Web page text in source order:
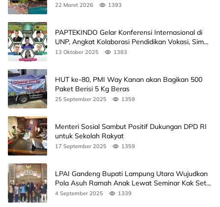
22 Maret 2026 1393
PAPTEKINDO Gelar Konferensi Internasional di
UNP, Angkat Kolaborasi Pendidikan Vokasi, Simak
Agendanya
13 Oktober 2025 1383
HUT ke-80, PMI Way Kanan akan Bagikan 500
Paket Berisi 5 Kg Beras
25 September 2025 1359
Menteri Sosial Sambut Positif Dukungan DPD RI
untuk Sekolah Rakyat
17 September 2025 1359
LPAI Gandeng Bupati Lampung Utara Wujudkan
Pola Asuh Ramah Anak Lewat Seminar Kak Seto,
Ini Jadwalnya
4 September 2025 1339